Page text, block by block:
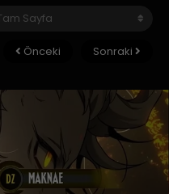
Önceki Sonraki